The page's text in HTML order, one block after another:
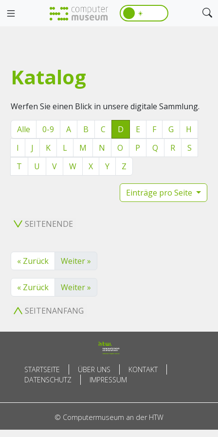
☀️
Katalog
Werfen Sie einen Blick in unsere digitale Sammlung.
Alle 0-9 A B C D E F G
H
I
J K L M N O P Q R
S
T
U V W X Y Z
Einträge pro Seite
SEITENENDE
« Zurück Weiter »
« Zurück Weiter »
SEITENANFANG
STARTSEITE ÜBER UNS
KONTAKT
DATENSCHUTZ
IMPRESSUM
© Computermuseum an der HTW